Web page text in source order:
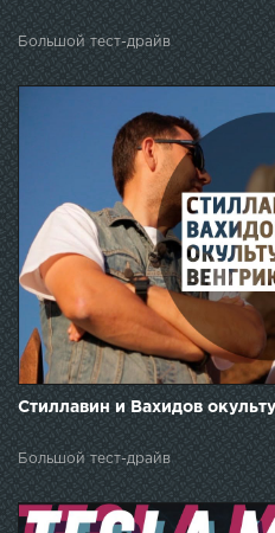
Большой тест-драйв
Стиллавин и Вахидов
Большой тест-драйв